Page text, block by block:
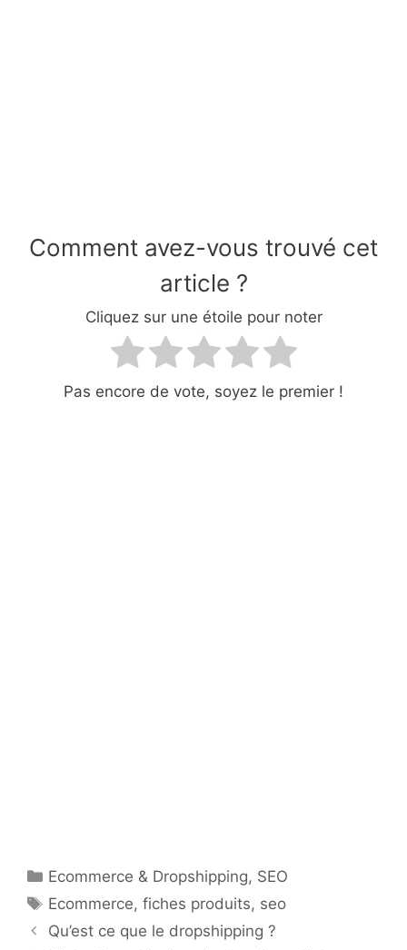
Comment avez-vous trouvé cet
article ?
Cliquez sur une étoile pour noter
Pas encore de vote, soyez le premier !
Catégories
Ecommerce & Dropshipping, SEO
Étiquettes
Ecommerce,fiches produits, seo
Qu’est ce que le dropshipping ?